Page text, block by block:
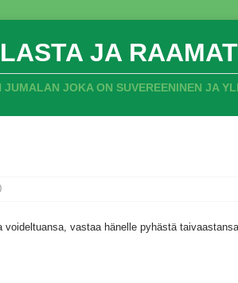
JA
JOKA ON SUVEREENINEN JA
voideltuansa, vastaa hänelle pyhästä